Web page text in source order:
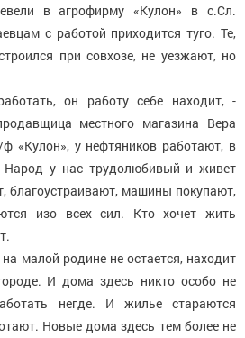
в агрофирму «Кулон» в с.Сл.
с работой приходится туго. Те,
при совхозе, не уезжают, но
он работу себе находит, -
местного магазина Вера
«Кулон», у нефтяников работают, в
у нас трудолюбивый и живет
благоустраивают, машины покупают,
изо всех сил. Кто хочет жить
малой родине не остается, находит
И дома здесь никто особо не
негде. И жилье стараются
Новые дома здесь тем более не